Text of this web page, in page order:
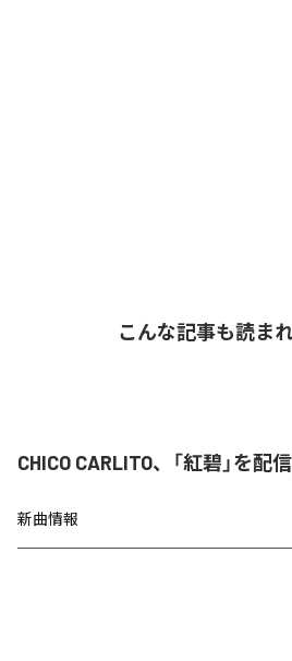
こんな記事も読ま
CHICO CARLITO、「紅碧」を配
新曲情報